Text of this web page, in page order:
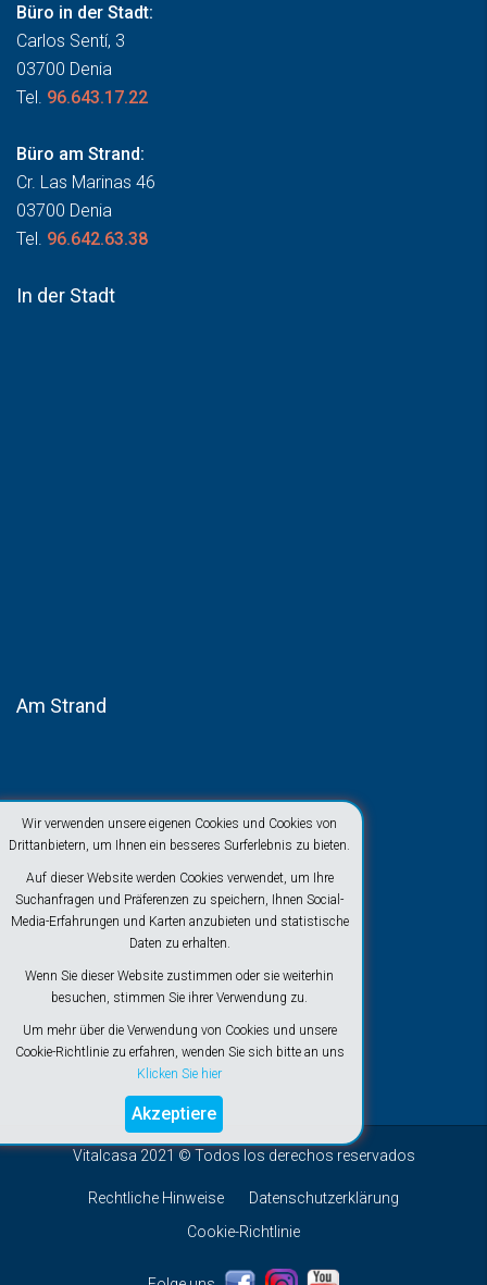
Wir verwenden unsere eigenen Cookies und Cookies von
Drittanbietern, um Ihnen ein besseres Surferlebnis zu bieten.
Auf dieser Website werden Cookies verwendet, um Ihre
Suchanfragen und Präferenzen zu speichern, Ihnen Social-
Media-Erfahrungen und Karten anzubieten und statistische
Daten zu erhalten.
Wenn Sie dieser Website zustimmen oder sie weiterhin
besuchen, stimmen Sie ihrer Verwendung zu.
Um mehr über die Verwendung von Cookies und unsere
Cookie-Richtlinie zu erfahren, wenden Sie sich bitte an uns
Klicken Sie hier
Akzeptiere
Büro in der Stadt:
Carlos Sentí, 3
03700 Denia
Tel. 96.643.17.22
Büro am Strand:
Cr. Las Marinas 46
03700 Denia
Tel. 96.642.63.38
In der Stadt
Am Strand
Vitalcasa 2021 © Todos los derechos reservados
Rechtliche Hinweise
Datenschutzerklärung
Cookie-Richtlinie